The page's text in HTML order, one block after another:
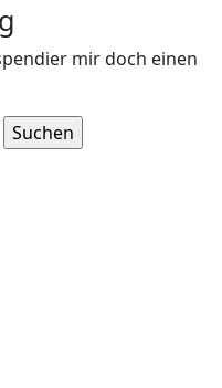
mir doch einen